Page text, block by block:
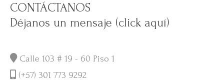
CONTÁCTANOS
Déjanos un mensaje (click aquí)
Calle 103 # 19 - 60 Piso 1
(+57) 301 773 9292